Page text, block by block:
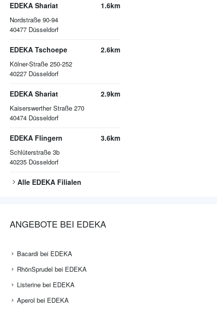
EDEKA Shariat
Nordstraße 90-94
40477 Düsseldorf
1.6km
EDEKA Tschoepe
Kölner-Straße 250-252
40227 Düsseldorf
2.6km
EDEKA Shariat
Kaiserswerther Straße 270
40474 Düsseldorf
2.9km
EDEKA Flingern
Schlüterstraße 3b
40235 Düsseldorf
3.6km
Alle EDEKA Filialen
ANGEBOTE BEI EDEKA
Bacardi bei EDEKA
RhönSprudel bei EDEKA
Listerine bei EDEKA
Aperol bei EDEKA